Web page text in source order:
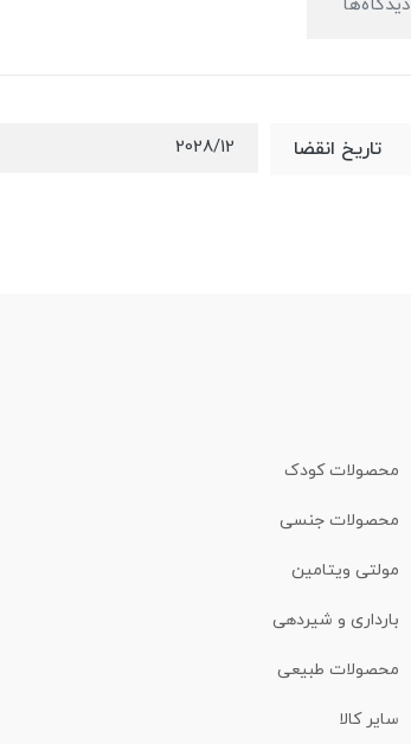
دیدگاه‌ها
تاریخ انقضا 2028/12
محصولات کودک
محصولات جنسی
مولتی ویتامین
بارداری و شیردهی
محصولات طبیعی
سایر کالا